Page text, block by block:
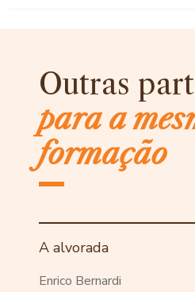
Outras
para a
formação
A alvorada
Enrico Bernardi